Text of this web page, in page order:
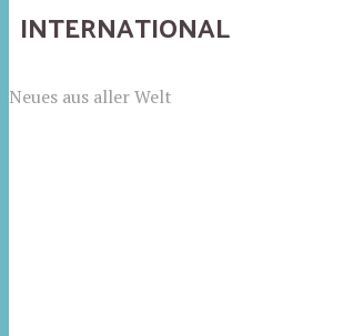
INTERNATIONAL
Neues aus aller Welt